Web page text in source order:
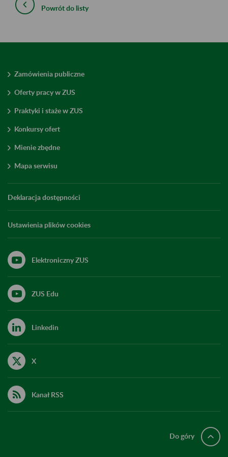
Powrót do listy
Zamówienia publiczne
Oferty pracy w ZUS
Praktyki i staże w ZUS
Konkursy ofert
Mienie zbędne
Mapa serwisu
Deklaracja dostępności
Ustawienia plików cookies
Elektroniczny ZUS
ZUS Edu
Linkedin
X
Kanał RSS
Do góry